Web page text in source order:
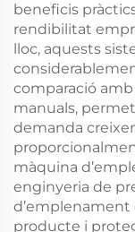
beneficis
rendibilitat
lloc, aquests
comparació
manuals,
demanda
màquina
enginyeria de
producte i